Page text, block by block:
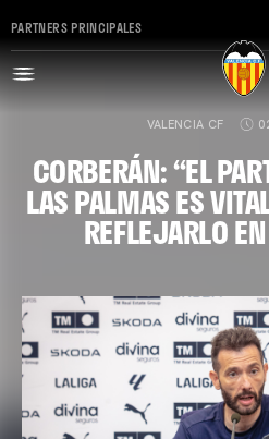
PARTNERS PRINCIPALES
VALENCIA CF
CORBERÁN: “EL
LAS PALMAS ES
REFLEJARLO